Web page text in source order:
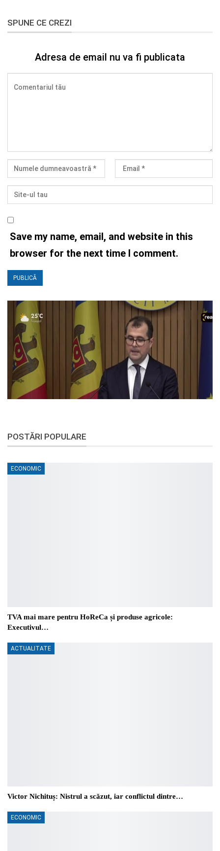
SPUNE CE CREZI
Adresa de email nu va fi publicata
Save my name, email, and website in this
browser for the next time I comment.
POSTĂRI POPULARE
ECONOMIC
TVA mai mare pentru HoReCa și produse agricole:
Executivul…
ACTUALITATE
Victor Nichituș: Nistrul a scăzut, iar conflictul dintre…
ECONOMIC